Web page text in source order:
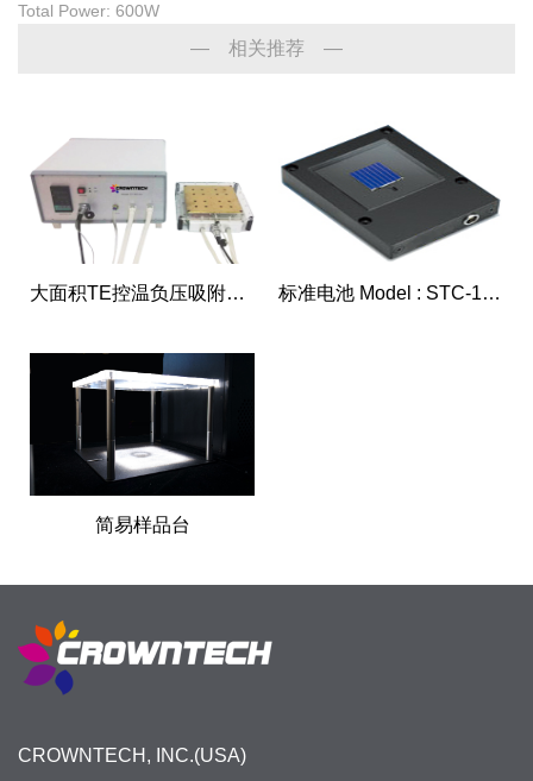
Total Power: 600W
— 相关推荐 —
大面积TE控温负压吸附样品台 标准电池 Model : STC-1000
简易样品台
CROWNTECH, INC.(USA)